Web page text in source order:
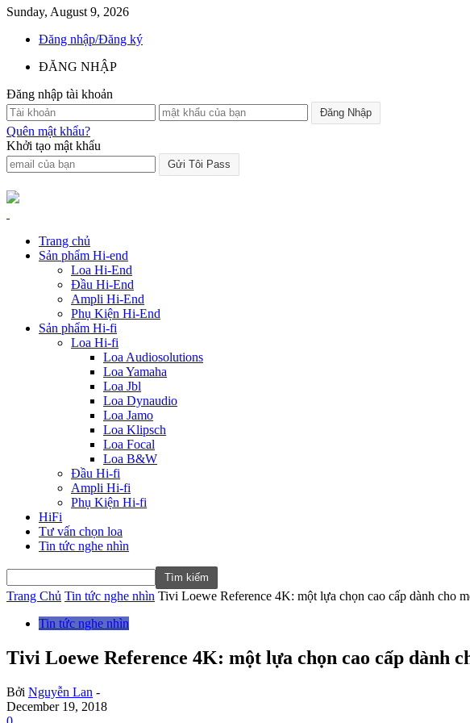
Sunday, August 9, 2026
Đăng nhập/Đăng ký
ĐĂNG NHẬP
Đăng nhập tài khoản
Quên mật khẩu?
Khởi tạo mật khẩu
Trang chủ
Sản phẩm Hi-end
Loa Hi-End
Đầu Hi-End
Ampli Hi-End
Phụ Kiện Hi-End
Sản phẩm Hi-fi
Loa Hi-fi
Loa Audiosolutions
Loa Yamaha
Loa Jbl
Loa Dynaudio
Loa Jamo
Loa Klipsch
Loa Focal
Loa B&W
Đầu Hi-fi
Ampli Hi-fi
Phụ Kiện Hi-fi
HiFi
Tư vấn chọn loa
Tin tức nghe nhìn
Trang Chủ Tin tức nghe nhìn Tivi Loewe Reference 4K: một lựa chọn cao cấp dành cho
Tin tức nghe nhìn
Tivi Loewe Reference 4K: một lựa chọn cao cấp dành
Bởi Nguyễn Lan -
December 19, 2018